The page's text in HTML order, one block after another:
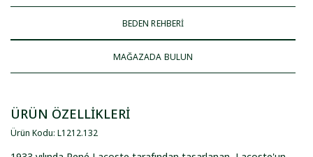
BEDEN REHBERİ
MAĞAZADA BULUN
ÜRÜN ÖZELLİKLERİ
Ürün Kodu: L1212.132